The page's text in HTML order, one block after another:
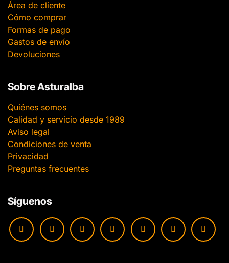
Área de cliente
Cómo comprar
Formas de pago
Gastos de envío
Devoluciones
Sobre Asturalba
Quiénes somos
Calidad y servicio desde 1989
Aviso legal
Condiciones de venta
Privacidad
Preguntas frecuentes
Síguenos